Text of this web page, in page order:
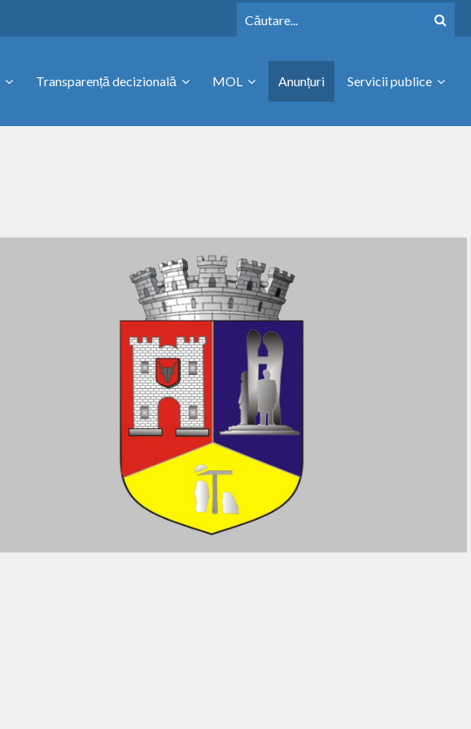
Transparență decizională MOL Anunțuri Servicii publice